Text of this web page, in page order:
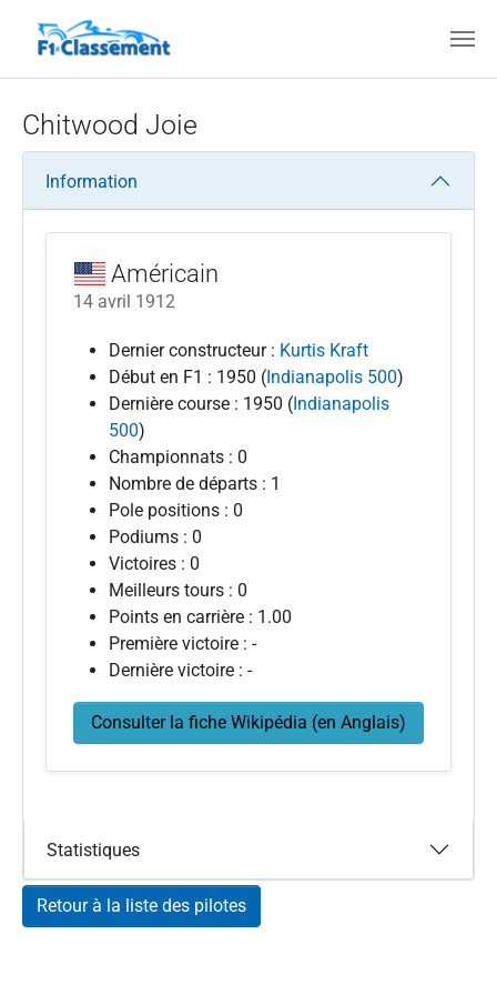
Chitwood Joie
Information
Américain
14 avril 1912
Dernier constructeur : Kurtis Kraft
Début en F1 : 1950 (Indianapolis 500)
Dernière course : 1950 (Indianapolis
500)
Championnats : 0
Nombre de départs : 1
Pole positions : 0
Podiums : 0
Victoires : 0
Meilleurs tours : 0
Points en carrière : 1.00
Première victoire : -
Dernière victoire : -
Consulter la fiche Wikipédia (en Anglais)
Statistiques
Retour à la liste des pilotes